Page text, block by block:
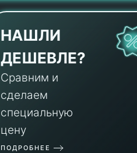
НАШЛИ
ДЕШЕВЛЕ?
Сравним и
сделаем
специальную
цену
ПОДРОБНЕЕ